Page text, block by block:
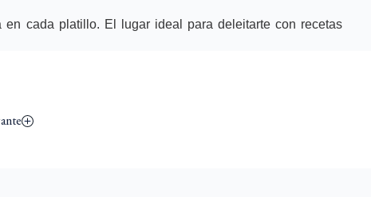
cada platillo. El lugar ideal para deleitarte con recetas